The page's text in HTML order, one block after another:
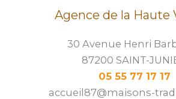
Agence de la Haute
30 Avenue Henri
87200 SAINT-
05 55 77 17 17
accueil87@maisons-